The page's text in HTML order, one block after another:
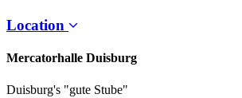
Location
Mercatorhalle Duisburg
Duisburg's "gute Stube"